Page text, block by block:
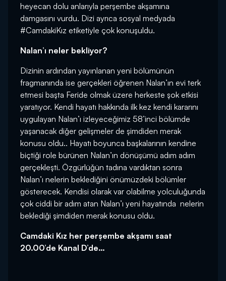
heyecan dolu anlarıyla perşembe akşamına
damgasını vurdu. Dizi ayrıca sosyal medyada
#CamdakiKız etiketiyle çok konuşuldu.
Nalan’ı neler bekliyor?
Dizinin ardından yayınlanan yeni bölümünün
fragmanında ise gerçekleri öğrenen Nalan’ın evi terk
etmesi başta Feride olmak üzere herkeste şok etkisi
yaratıyor. Kendi hayatı hakkında ilk kez kendi kararını
uygulayan Nalan’ı izleyeceğimiz 58’inci bölümde
yaşanacak diğer gelişmeler de şimdiden merak
konusu oldu.. Hayatı boyunca başkalarının kendine
biçtiği role bürünen Nalan’ın dönüşümü adım adım
gerçekleşti. Özgürlüğün tadına vardıktan sonra
Nalan’ı nelerin beklediğini önümüzdeki bölümler
gösterecek. Kendisi olarak var olabilme yolculuğunda
çok ciddi bir adım atan Nalan’ı yeni hayatında nelerin
beklediği şimdiden merak konusu oldu.
Camdaki Kız her perşembe akşamı saat
20.00’de Kanal D’de…